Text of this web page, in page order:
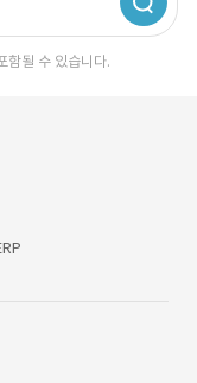
함될 수 있습니다.